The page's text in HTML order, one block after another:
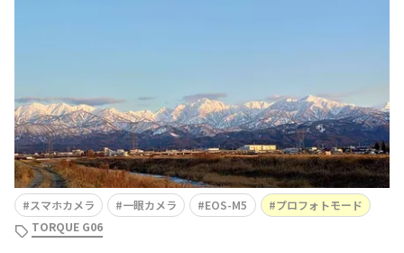
スマホカメラ 一眼カメラ EOS-M5
プロフォトモード
TORQUE G06